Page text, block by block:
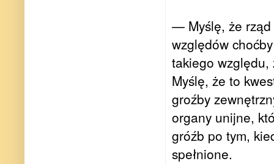
— Myślę, że rząd
względów
takiego względu,
Myślę, że to
groźby
organy unijne,
gróźb po tym,
spełnione.